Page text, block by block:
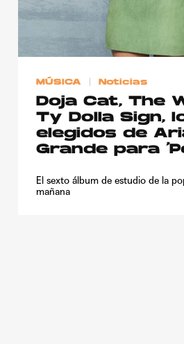
MÚSICA Noticias
Doja Cat, The
Ty Dolla Sign,
elegidos de
Grande para
El sexto álbum de estudio de la
mañana